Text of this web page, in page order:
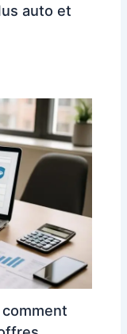
auto et